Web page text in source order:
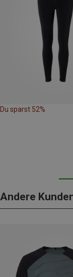
Du sparst 52%
Andere